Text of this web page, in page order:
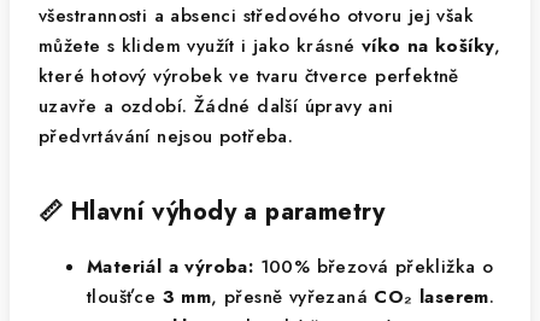
všestrannosti a absenci středového otvoru jej však
můžete s klidem využít i jako krásné víko na košíky,
které hotový výrobek ve tvaru čtverce perfektně
uzavře a ozdobí. Žádné další úpravy ani
předvrtávání nejsou potřeba.
📏 Hlavní výhody a parametry
Materiál a výroba: 100% březová překližka o
tloušťce 3 mm, přesně vyřezaná CO₂ laserem.